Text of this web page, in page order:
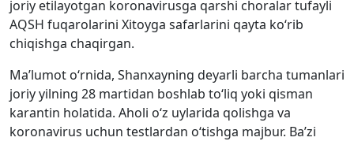
joriy etilayotgan koronavirusga qarshi choralar tufayli
AQSH fuqarolarini Xitoyga safarlarini qayta ko‘rib
chiqishga chaqirgan.
Ma’lumot o‘rnida, Shanxayning deyarli barcha tumanlari
joriy yilning 28 martidan boshlab to‘liq yoki qisman
karantin holatida. Aholi o‘z uylarida qolishga va
koronavirus uchun testlardan o‘tishga majbur. Ba’zi